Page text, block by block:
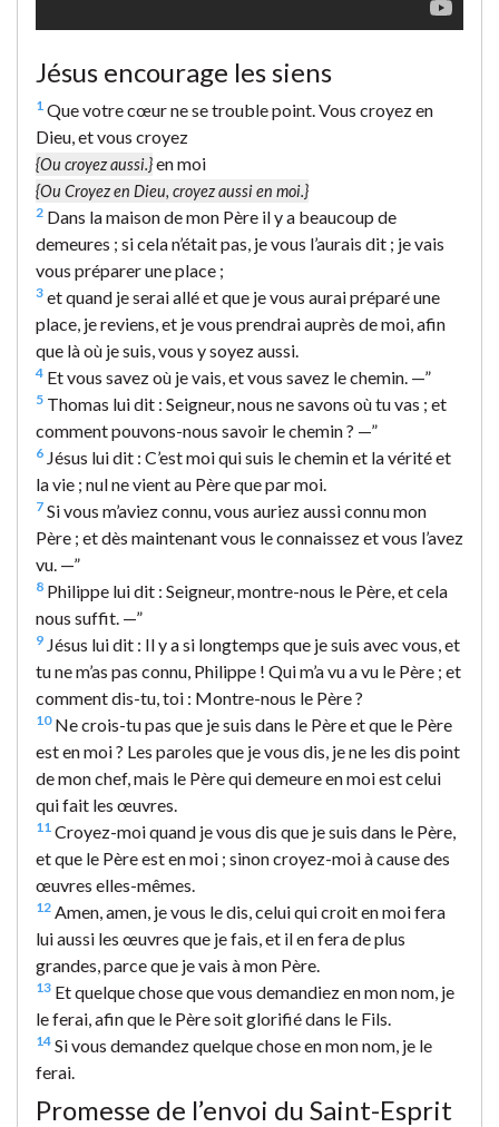
Jésus encourage les siens
1 Que votre cœur ne se trouble point. Vous croyez en
Dieu, et vous croyez
{Ou croyez aussi.}en moi
{Ou Croyez en Dieu, croyez aussi en moi.}
2 Dans la maison de mon Père il y a beaucoup de
demeures ; si cela n’était pas, je vous l’aurais dit ; je vais
vous préparer une place ;
3 et quand je serai allé et que je vous aurai préparé une
place, je reviens, et je vous prendrai auprès de moi, afin
que là où je suis, vous y soyez aussi.
4 Et vous savez où je vais, et vous savez le chemin. —”
5 Thomas lui dit : Seigneur, nous ne savons où tu vas ; et
comment pouvons-nous savoir le chemin ? —”
6 Jésus lui dit : C’est moi qui suis le chemin et la vérité et
la vie ; nul ne vient au Père que par moi.
7 Si vous m’aviez connu, vous auriez aussi connu mon
Père ; et dès maintenant vous le connaissez et vous l’avez
vu. —”
8 Philippe lui dit : Seigneur, montre-nous le Père, et cela
nous suffit. —”
9 Jésus lui dit : Il y a si longtemps que je suis avec vous, et
tu ne m’as pas connu, Philippe ! Qui m’a vu a vu le Père ; et
comment dis-tu, toi : Montre-nous le Père ?
10Ne crois-tu pas que je suis dans le Père et que le Père
est en moi ? Les paroles que je vous dis, je ne les dis point
de mon chef, mais le Père qui demeure en moi est celui
qui fait les œuvres.
11 Croyez-moi quand je vous dis que je suis dans le Père,
et que le Père est en moi ; sinon croyez-moi à cause des
œuvres elles-mêmes.
12 Amen, amen, je vous le dis, celui qui croit en moi fera
lui aussi les œuvres que je fais, et il en fera de plus
grandes, parce que je vais à mon Père.
13 Et quelque chose que vous demandiez en mon nom, je
le ferai, afin que le Père soit glorifié dans le Fils.
14 Si vous demandez quelque chose en mon nom, je le
ferai.
Promesse de l’envoi du Saint-Esprit